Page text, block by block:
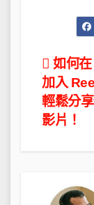
文
章
導
覽
如何
加入
輕鬆分
影片！